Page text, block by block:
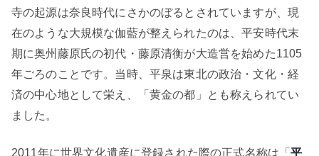
寺の起源は奈良時代にさかのぼるとされていますが、現
在のような大規模な伽藍が整えられたのは、平安時代末
期に奥州藤原氏の初代・藤原清衡が大造営を始めた1105
年ごろのことです。当時、平泉は東北の政治・文化・経
済の中心地として栄え、「黄金の都」とも称えられてい
ました。
2011年に世界文化遺産に登録された際の正式名称は「平